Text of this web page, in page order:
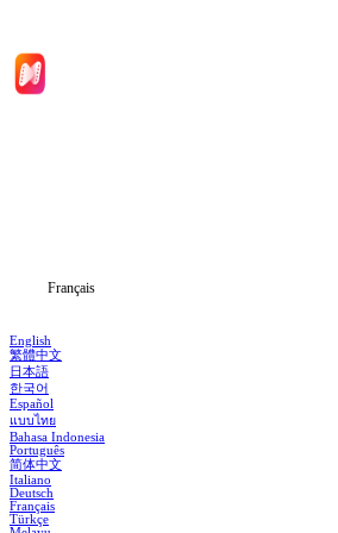
Français
English
繁體中文
日本語
한국어
Español
แบบไทย
Bahasa Indonesia
Português
简体中文
Italiano
Deutsch
Français
Türkçe